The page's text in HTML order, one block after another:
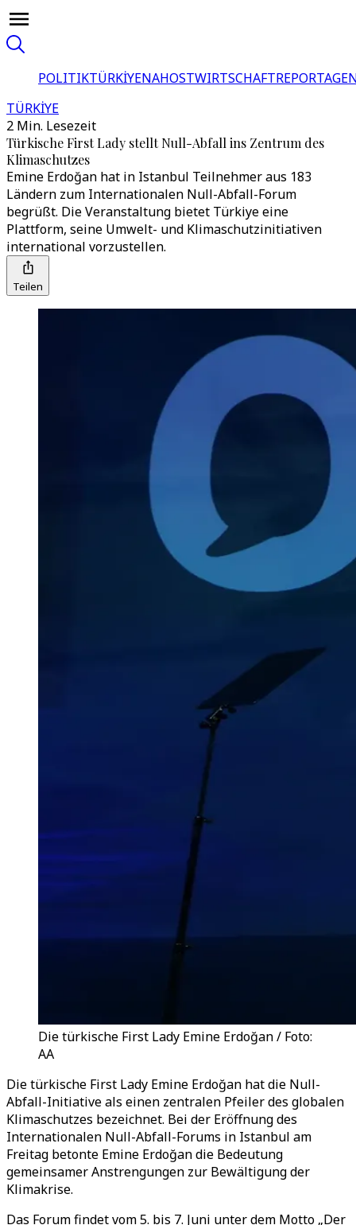
POLITIKTÜRKİYENAHOSTWIRTSCHAFT
TÜRKİYE
2 Min. Lesezeit
Türkische First Lady stellt Null-Abfall ins Zentrum des
Klimaschutzes
Emine Erdoğan hat in Istanbul Teilnehmer aus 183
Ländern zum Internationalen Null-Abfall-Forum
begrüßt. Die Veranstaltung bietet Türkiye eine
Plattform, seine Umwelt- und Klimaschutzinitiativen
international vorzustellen.
Teilen
Die türkische First Lady Emine Erdoğan / Foto:
AA
Die türkische First Lady Emine Erdoğan hat die Null-
Abfall-Initiative als einen zentralen Pfeiler des globalen
Klimaschutzes bezeichnet. Bei der Eröffnung des
Internationalen Null-Abfall-Forums in Istanbul am
Freitag betonte Emine Erdoğan die Bedeutung
gemeinsamer Anstrengungen zur Bewältigung der
Klimakrise.
Das Forum findet vom 5. bis 7. Juni unter dem Motto „Der